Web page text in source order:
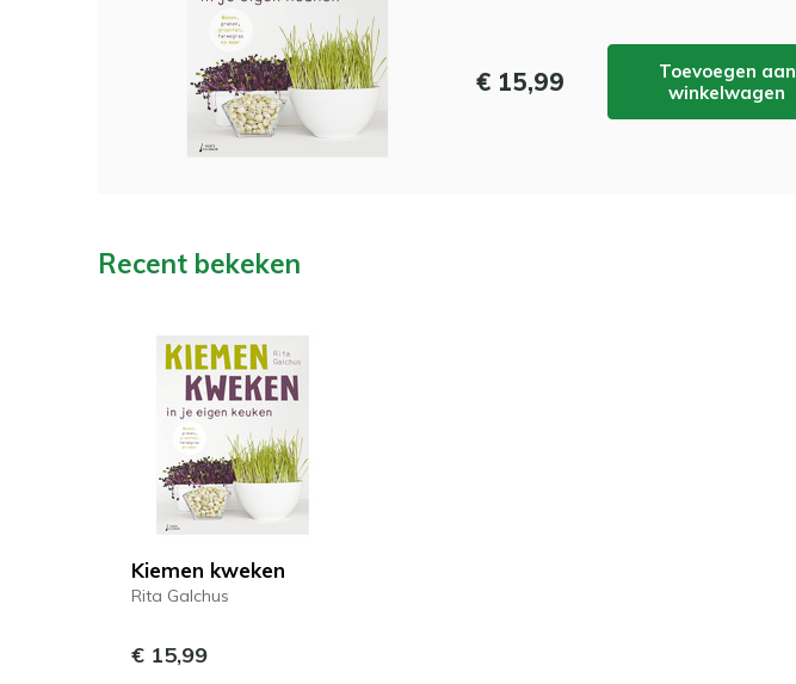
€ 15,99
Toevoegen aan
winkelwagen
Recent bekeken
Kiemen kweken
Rita Galchus
€ 15,99